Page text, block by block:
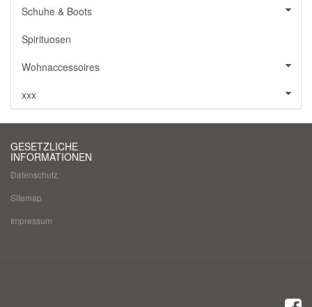
Schuhe & Boots
Spirituosen
Wohnaccessoires
xxx
GESETZLICHE
INFORMATIONEN
Datenschutz
Sitemap
Impressum